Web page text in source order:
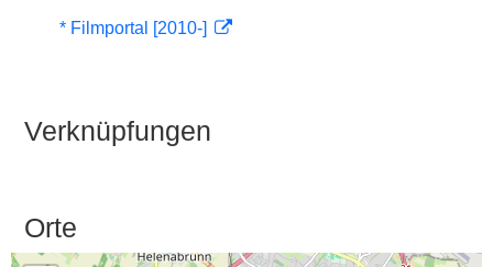
* Filmportal [2010-]
Verknüpfungen
Orte